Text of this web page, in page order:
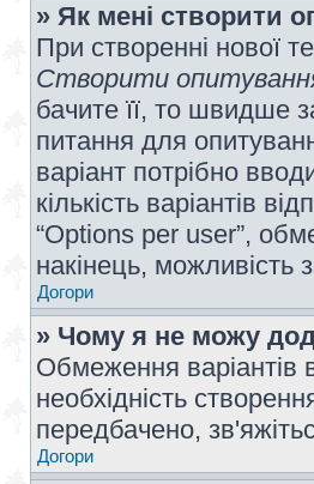
» Як мені створити
При створенні нової
Створити
бачите її, то швидше
питання для
варіант потрібно
кількість варіантів
“Options per user”,
накінець, можливість
Догори
» Чому я не можу
Обмеження варіантів
необхідність
передбачено,
Догори